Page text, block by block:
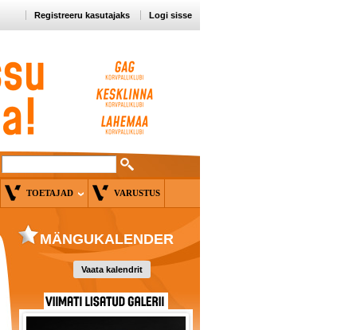
Registreeru kasutajaks Logi sisse
TOETAJAD VARUSTUS
MÄNGUKALENDER
Vaata kalendrit